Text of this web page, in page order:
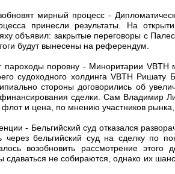
мирный процесс -
принесли результаты. На
объявил: закрытые переговоры с
будут вынесены на референдум.
поровну - Миноритарии
судоходного холдинга VBTH Ришату
стороны договорились об
сделки. Сам Владимир
и цена, по мнению участников рынка,
- Бельгийский суд отказался
через бельгийский суд на сделку по
возобновить рассмотрение
сдаваться не собираются, однако их